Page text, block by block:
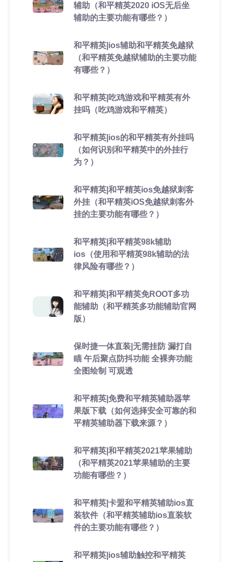
辅助（和平精英2020 iOS无后坐
辅助的主要功能有哪些？）
和平精英|ios辅助和平精英免越狱
（和平精英免越狱辅助的主要功能
有哪些？）
和平精英|吃鸡游戏和平精英有外
挂吗（吃鸡游戏和平精英）
和平精英|ios的和平精英有外挂吗
（如何识别和平精英中的外挂行
为？）
和平精英|和平精英ios免越狱刺客
外挂（和平精英iOS免越狱刺客外
挂的主要功能有哪些？）
和平精英|和平精英98k辅助
ios（使用和平精英98k辅助的法
律风险有哪些？）
和平精英|和平精英免ROOT多功
能辅助（和平精英多功能辅助官网
版）
保时捷一体直装|无需挂防 漏打自
瞄 午后聚点防抖功能 全裸奔功能
全图绘制 可观透
和平精英|免费和平精英辅助器苹
果版下载（如何选择安全可靠的和
平精英辅助器下载来源？）
和平精英|和平精英2021苹果辅助
（和平精英2021苹果辅助的主要
功能有哪些？）
和平精英|卡盟和平精英辅助ios直
装软件（和平精英辅助ios直装软
件的主要功能有哪些？）
和平精英|ios辅助触控和平精英